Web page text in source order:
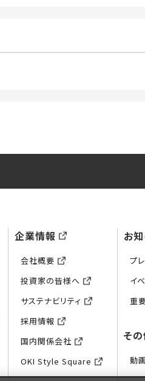
企業情報
会社概要
投資家の皆様へ
サステナビリティ
採用情報
国内関係会社
OKI Style Square
お
プ
イ
重
そ
動